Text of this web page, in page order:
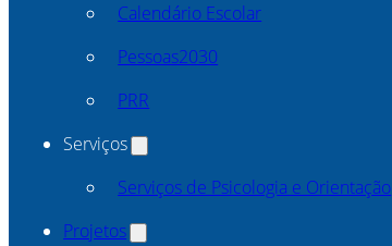
Calendário Escolar
Pessoas2030
PRR
Serviços
Serviços de Psicologia e Orientação
Projetos